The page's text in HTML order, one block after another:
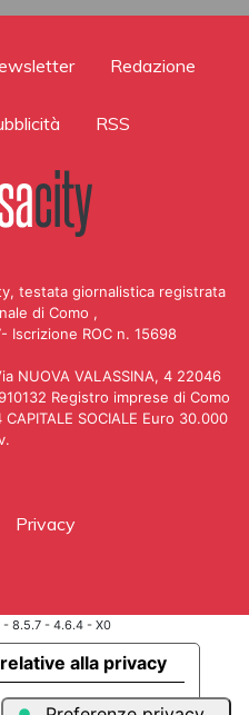
Redazione
RSS
testata giornalistica registrata
di Como ,
Iscrizione ROC n. 15698
NUOVA VALASSINA, 4 22046
Registro imprese di Como
SOCIALE Euro 30.000
Privacy
8.5.7 - 4.6.4 - X0
alla privacy